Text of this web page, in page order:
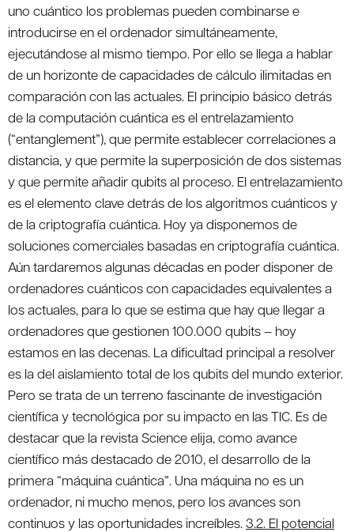
uno cuántico los problemas pueden combinarse e
introducirse en el ordenador simultáneamente,
ejecutándose al mismo tiempo. Por ello se llega a hablar
de un horizonte de capacidades de cálculo ilimitadas en
comparación con las actuales. El principio básico detrás
de la computación cuántica es el entrelazamiento
(“entanglement”), que permite establecer correlaciones a
distancia, y que permite la superposición de dos sistemas
y que permite añadir qubits al proceso. El entrelazamiento
es el elemento clave detrás de los algoritmos cuánticos y
de la criptografía cuántica. Hoy ya disponemos de
soluciones comerciales basadas en criptografía cuántica.
Aún tardaremos algunas décadas en poder disponer de
ordenadores cuánticos con capacidades equivalentes a
los actuales, para lo que se estima que hay que llegar a
ordenadores que gestionen 100.000 qubits – hoy
estamos en las decenas. La dificultad principal a resolver
es la del aislamiento total de los qubits del mundo exterior.
Pero se trata de un terreno fascinante de investigación
científica y tecnológica por su impacto en las TIC. Es de
destacar que la revista Science elija, como avance
científico más destacado de 2010, el desarrollo de la
primera “máquina cuántica”. Una máquina no es un
ordenador, ni mucho menos, pero los avances son
continuos y las oportunidades increíbles.3.2. El potencial